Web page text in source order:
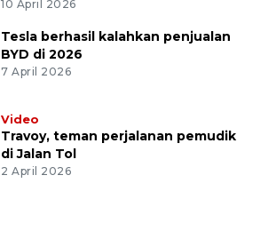
10 April 2026
Tesla berhasil kalahkan penjualan
BYD di 2026
7 April 2026
Video
Travoy, teman perjalanan pemudik
di Jalan Tol
2 April 2026